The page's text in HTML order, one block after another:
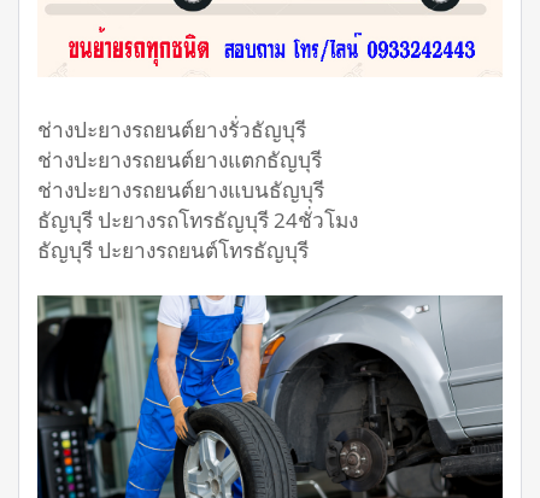
ช่างปะยางรถยนต์ยางรั่วธัญบุรี
ช่างปะยางรถยนต์ยางแตกธัญบุรี
ช่างปะยางรถยนต์ยางแบนธัญบุรี
ธัญบุรี ปะยางรถโทรธัญบุรี 24ชั่วโมง
ธัญบุรี ปะยางรถยนต์โทรธัญบุรี